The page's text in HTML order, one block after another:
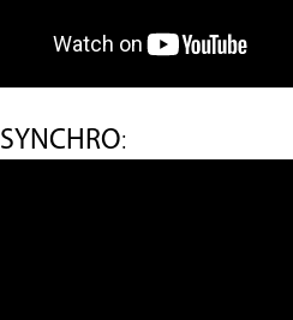
SYNCHRO: